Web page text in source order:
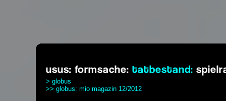
usus: formsache: tatbestand:
> globus
>> globus: mio magazin 12/2012